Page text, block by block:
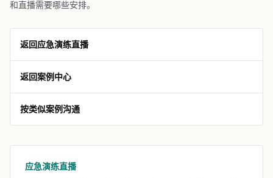
和直播需要哪些安排。
返回应急演练直播
返回案例中心
按类似案例沟通
应急演练直播